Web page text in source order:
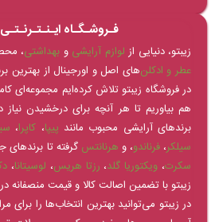
فـروشـگـاه
زیبتو، دنیایی از لوازم آرایشی و بهداشتی،
عطر و ادکلن‌های اصل و اورجینال از بهترین
در فروشگاه زیبتو تلاش کرده‌ایم مجموعه‌ای
هم بیاوریم تا هر آنچه برای درخشیدن نیاز
برندهای آرایشی محبوب مانند پیپا، کاپرا،
سیلکر،فرناندو، و هرنانتس گرفته تا
سکرت، ویکتوریا گلد، رزتا هریس، لوسیتانا،
زیبتو با تضمین اصالت کالا و قیمت
در زیبتو می‌توانید بهترین انتخاب‌ها را برای